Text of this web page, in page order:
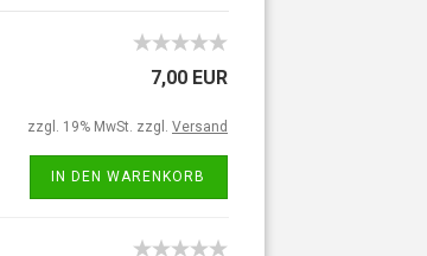
7,00 EUR
zzgl. 19% MwSt. zzgl. Versand
IN DEN WARENKORB